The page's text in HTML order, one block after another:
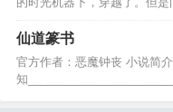
世俗传统的修真之路）…
仙道篆书
官方作者：恶魔钟丧 小说简
知